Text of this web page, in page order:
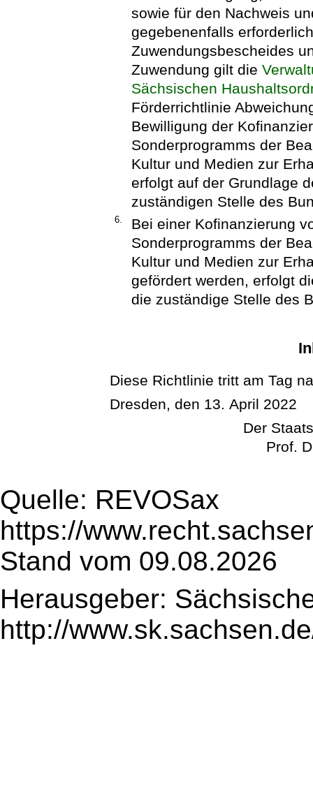
sowie für den Nachweis
gegebenenfalls
Zuwendungsbescheides
Zuwendung gilt die
Sächsischen
Förderrichtlinie
Bewilligung der
Sonderprogramms der
Kultur und Medien zur
erfolgt auf der Grundlage
zuständigen Stelle des
6.
Bei einer Kofinanzierung
Sonderprogramms der
Kultur und Medien zur
gefördert werden, erfolgt
die zuständige Stelle des
Diese Richtlinie tritt am Tag
Dresden, den 13. April 2022
Der
Prof.
Quelle: REVOSax
https://
Stand vom 09.08.2026
Herausgeber:
http://